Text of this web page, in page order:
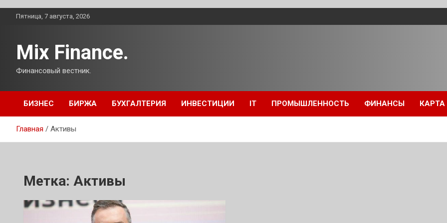
ПерейтиПятница, 7 августа, 2026
Mix Finance.
Финансовый вестник.
БИЗНЕС БИРЖА БУХГАЛТЕРИЯ ИНВЕСТИЦИИ IT ПРОМЫШЛЕННОСТЬ ФИНАНСЫ
Главная Активы
Метка: Активы